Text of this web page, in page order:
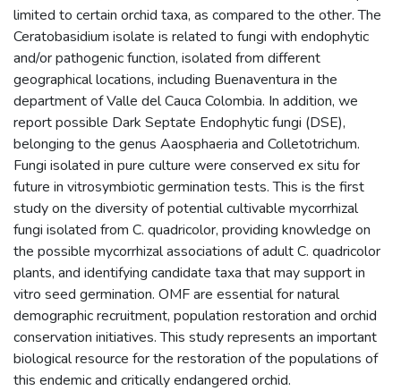
limited to certain orchid taxa, as compared to the other. The
Ceratobasidium isolate is related to fungi with endophytic
and/or pathogenic function, isolated from different
geographical locations, including Buenaventura in the
department of Valle del Cauca Colombia. In addition, we
report possible Dark Septate Endophytic fungi (DSE),
belonging to the genus Aaosphaeria and Colletotrichum.
Fungi isolated in pure culture were conserved ex situ for
future in vitrosymbiotic germination tests. This is the first
study on the diversity of potential cultivable mycorrhizal
fungi isolated from C. quadricolor, providing knowledge on
the possible mycorrhizal associations of adult C. quadricolor
plants, and identifying candidate taxa that may support in
vitro seed germination. OMF are essential for natural
demographic recruitment, population restoration and orchid
conservation initiatives. This study represents an important
biological resource for the restoration of the populations of
this endemic and critically endangered orchid.